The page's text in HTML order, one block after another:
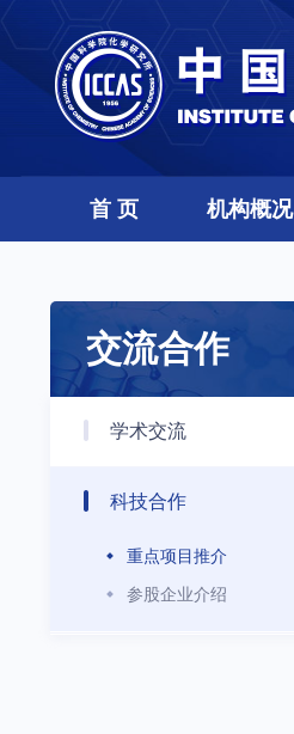
首 页 机构概况
交流合作
学术交流
科技合作
重点项目推介
参股企业介绍